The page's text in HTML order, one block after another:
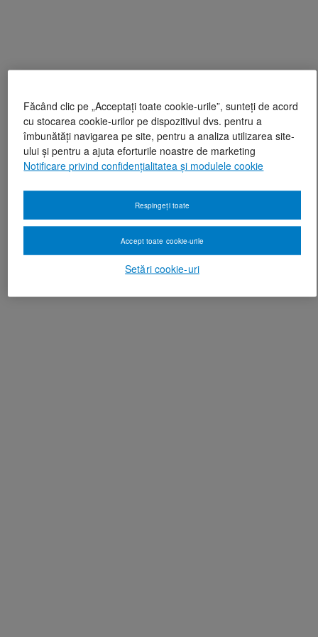
Făcând clic pe „Acceptați toate cookie-urile”, sunteți de acord
cu stocarea cookie-urilor pe dispozitivul dvs. pentru a
îmbunătăți navigarea pe site, pentru a analiza utilizarea site-
ului și pentru a ajuta eforturile noastre de marketing
Notificare privind confidențialitatea și modulele cookie
Setări cookie-uri
Respingeți toate
Accept toate cookie-urile